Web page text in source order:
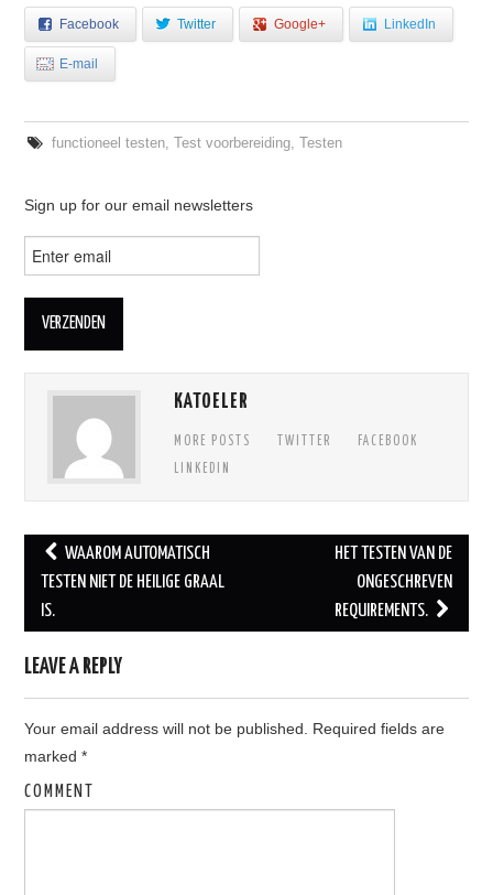
Facebook Twitter Google+ LinkedIn
E-mail
functioneel testen, Test voorbereiding, Testen
Sign up for our email newsletters
KATOELER
MORE POSTS TWITTER FACEBOOK
LINKEDIN
Post navigation
WAAROM AUTOMATISCH
TESTEN NIET DE HEILIGE GRAAL
IS.
HET TESTEN VAN DE
ONGESCHREVEN
REQUIREMENTS.
LEAVE A REPLY
Your email address will not be published.
Required fields are
marked*
COMMENT